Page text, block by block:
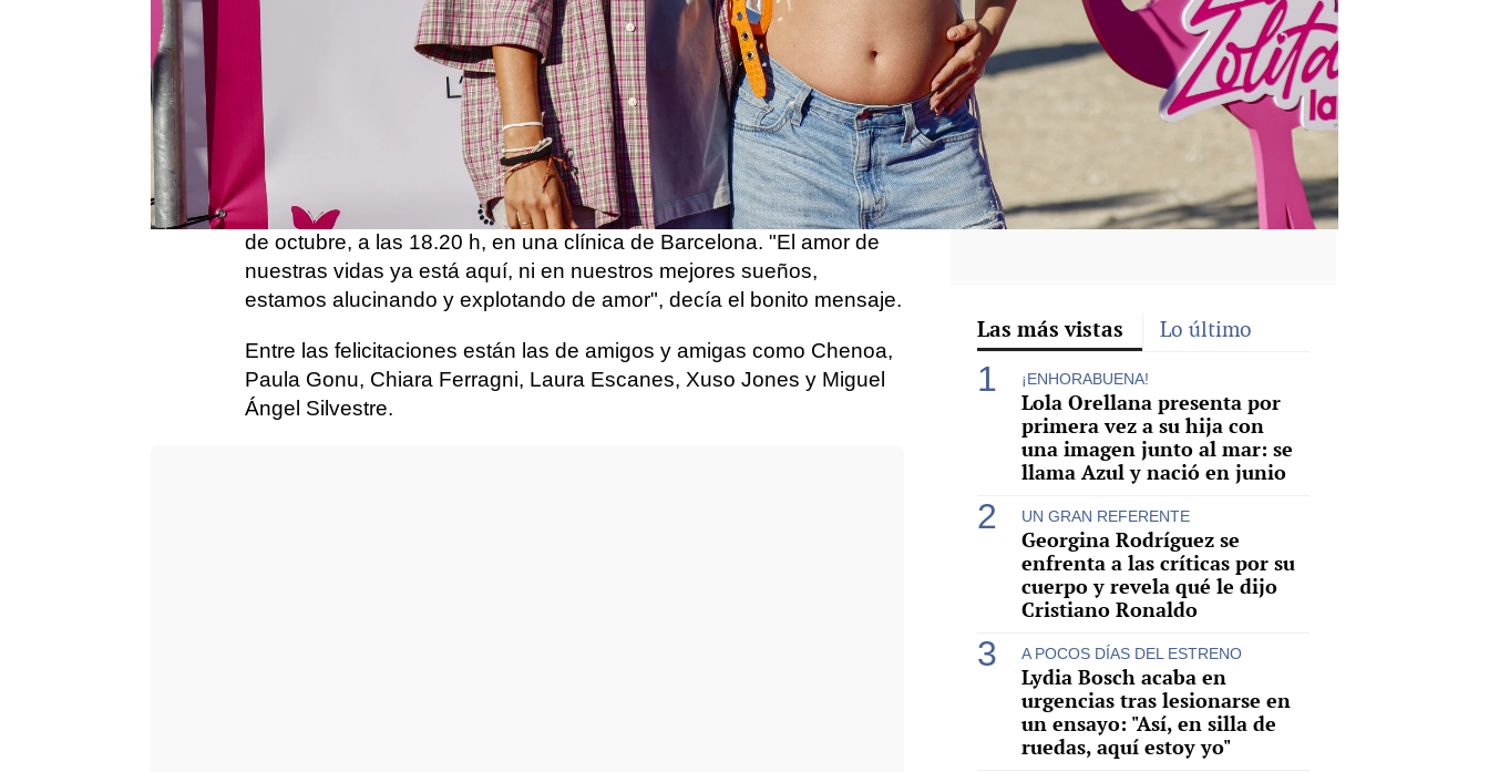
Marc Bosch
Barcelona
Publicado: 18 de octubre de 2024, 11:42
WhatsappFacebook
X Flipboard
Esta semana se ha dado a conocer una de las noticias más
esperadas en el mundo influencer: se trata del
nacimiento de Aria,
la hija de Aida Domenech (Dulceida) y Alba Paul. La feliz pareja
ha anunciado en redes que la pequeña había nacido el martes, 15
de octubre, a las 18.20 h, en una clínica de Barcelona. "El amor de
nuestras vidas ya está aquí, ni en nuestros mejores sueños,
estamos alucinando y explotando de amor", decía el bonito mensaje.
Entre las felicitaciones están las de amigos y amigas como Chenoa,
Paula Gonu, Chiara Ferragni, Laura Escanes, Xuso Jones y Miguel
Ángel Silvestre.
Las más vistas Lo último
¡ENHORABUENA!
Lola Orellana presenta por
primera vez a su hija con
una imagen junto al mar: se
llama Azul y nació en junio
UN GRAN REFERENTE
Georgina Rodríguez se
enfrenta a las críticas por su
cuerpo y revela qué le dijo
Cristiano Ronaldo
A POCOS DÍAS DEL ESTRENO
Lydia Bosch acaba en
urgencias tras lesionarse en
un ensayo: "Así, en silla de
ruedas, aquí estoy yo"